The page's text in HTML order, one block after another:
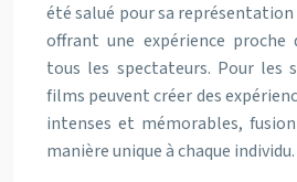
été salué pour sa représentation
offrant une expérience proche
tous les spectateurs. Pour les
films peuvent créer des
intenses et mémorables,
manière unique à chaque individu.